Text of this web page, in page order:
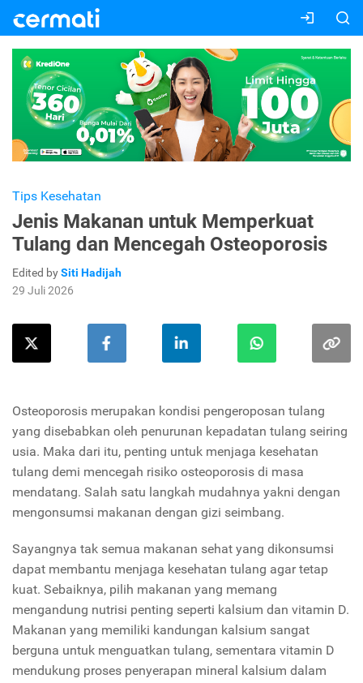
Tips Kesehatan
Jenis Makanan untuk Memperkuat
Tulang dan Mencegah Osteoporosis
Edited bySiti Hadijah
29 Juli 2026
Osteoporosis merupakan kondisi pengeroposan tulang
yang disebabkan oleh penurunan kepadatan tulang seiring
usia. Maka dari itu, penting untuk menjaga kesehatan
tulang demi mencegah risiko osteoporosis di masa
mendatang. Salah satu langkah mudahnya yakni dengan
mengonsumsi makanan dengan gizi seimbang.
Sayangnya tak semua makanan sehat yang dikonsumsi
dapat membantu menjaga kesehatan tulang agar tetap
kuat. Sebaiknya, pilih makanan yang memang
mengandung nutrisi penting seperti kalsium dan vitamin D.
Makanan yang memiliki kandungan kalsium sangat
berguna untuk menguatkan tulang, sementara vitamin D
mendukung proses penyerapan mineral kalsium dalam